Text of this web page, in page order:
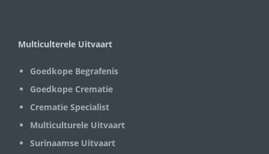
Multiculterele Uitvaart
Goedkope Begrafenis
Goedkope Crematie
Crematie Specialist
Multiculturele Uitvaart
Surinaamse Uitvaart